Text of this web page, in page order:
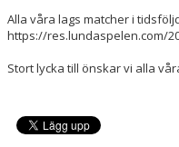
KONTAKT
Alla våra lags matcher i
https://res.lundaspelen.com/
Stort lycka till önskar vi alla